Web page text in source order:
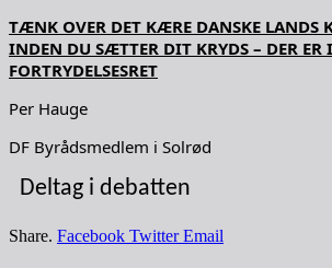
TÆNK OVER DET KÆRE DANSKE LANDS
INDEN DU SÆTTER DIT KRYDS – DER ER
FORTRYDELSESRET
Per Hauge
DF Byrådsmedlem i Solrød
Deltag i debatten
Share. Facebook Twitter Email